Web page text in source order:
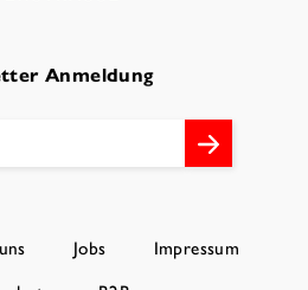
Anmeldung
Jobs
Impressum